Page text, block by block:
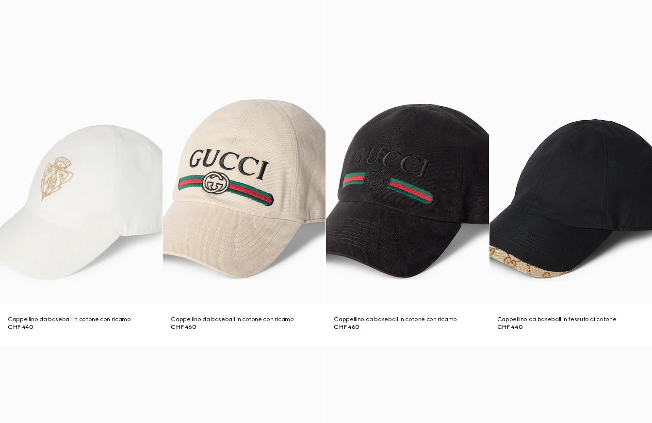
Cappellino da baseball in cotone con ricamo
CHF 440
Cappellino da baseball in cotone con ricamo
CHF 460
Cappellino da baseball in cotone con ricamo
CHF 460
Cappellino da baseball in tessuto di cotone
CHF 440